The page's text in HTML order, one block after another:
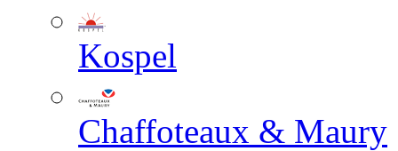
Kospel
Chaffoteaux & Maury